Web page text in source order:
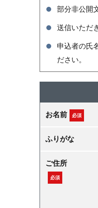
部分非公開
送信いただ
申込者の氏
ださい。
お名前 必須
ふりがな
ご住所
必須